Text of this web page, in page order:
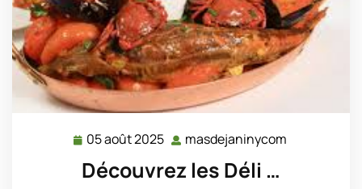
05 août 2025 05
2025
masdejaninycom
Découvrez les Déli …